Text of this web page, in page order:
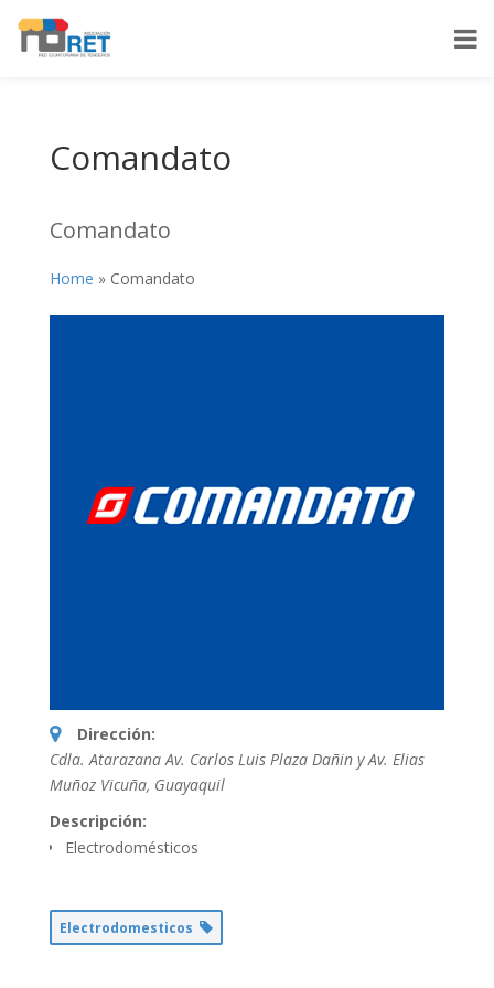
Comandato
Comandato
Home » Comandato
Dirección:
Cdla. Atarazana Av. Carlos Luis Plaza Dañin y Av. Elias
Muñoz Vicuña, Guayaquil
Descripción:
Electrodomésticos
Electrodomesticos